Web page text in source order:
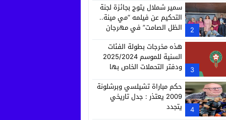
2
سمير شملال يتوج بجائزة لجنة
التحكيم عن فيلمه “مي مينة..
الظل الصامت” في مهرجان
3
هذه مخرجات بطولة الفئات
السنية للموسم 2025/2024
ودفتر التحملات الخاص بها
4
حكم مباراة تشيلسي وبرشلونة
2009 يعتذر : جدل تاريخي
يتجدد